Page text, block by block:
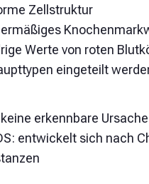
Zellstruktur
Werte von roten
eingeteilt
erkennbare
entwickelt sich nach